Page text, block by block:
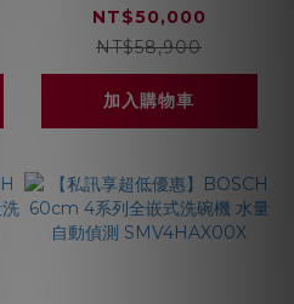
半嵌式洗碗機 8段洗程
SMI6HAS00X
NT$50,000
NT$58,900
加入購物車